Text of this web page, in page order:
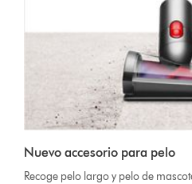
Nuevo accesorio para pelo
Recoge pelo largo y pelo de